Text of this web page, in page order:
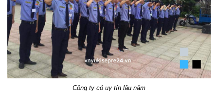
Công ty có uy tín lâu năm